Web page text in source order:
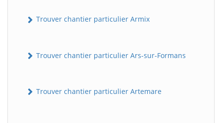
Trouver chantier particulier Armix
Trouver chantier particulier Ars-sur-Formans
Trouver chantier particulier Artemare